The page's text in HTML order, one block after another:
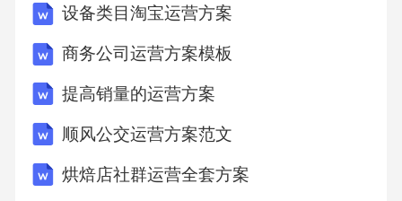
系数达6.8分（满分10分）。客户满意度：功效
不达标投诉占比28%，包装问题投诉占比17%。
2.3目标体系构建 短期目标：12个月内将线上
标：三年内打造3个细分品类标杆产品，高端市
场占有率突破25%。长期目标：五年内建立全国
设备类目淘宝运营方案
商务公司运营方案模板
提高销量的运营方案
顺风公交运营方案范文
烘焙店社群运营全套方案